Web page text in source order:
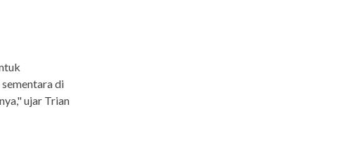
di
ujar Trian